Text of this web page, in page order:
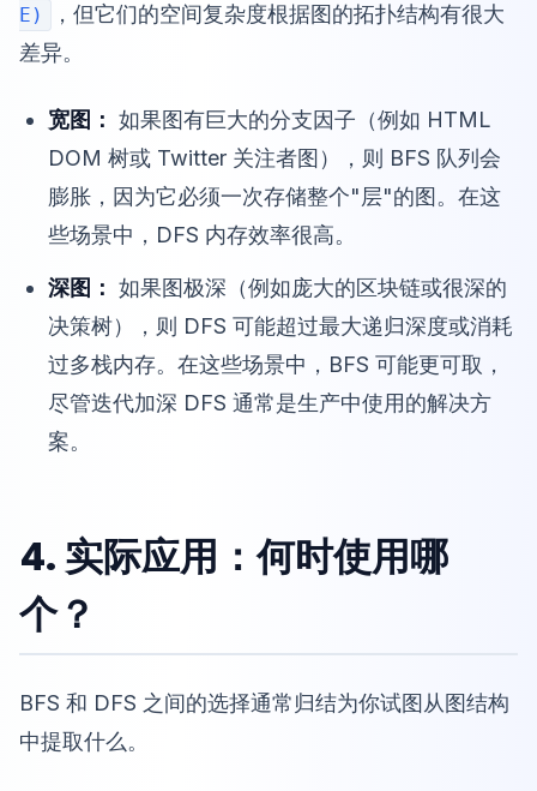
E)
，但它们的空间复杂度根据图的拓扑结构有很大
差异。
宽图： 如果图有巨大的分支因子（例如 HTML
DOM 树或 Twitter 关注者图），则 BFS 队列会
膨胀，因为它必须一次存储整个"层"的图。在这
些场景中，DFS 内存效率很高。
深图： 如果图极深（例如庞大的区块链或很深的
决策树），则 DFS 可能超过最大递归深度或消耗
过多栈内存。在这些场景中，BFS 可能更可取，
尽管迭代加深 DFS 通常是生产中使用的解决方
案。
4. 实际应用：何时使用哪
个？
BFS 和 DFS 之间的选择通常归结为你试图从图结构
中提取什么。